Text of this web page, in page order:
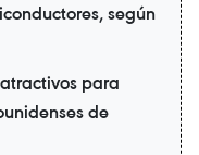
según
para
de